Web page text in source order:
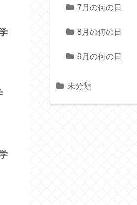
7月の何の日
8月の何の日
9月の何の日
未分類